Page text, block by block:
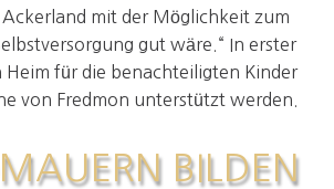
Ackerland mit der Möglichkeit zum
gut wäre.“ In erster
Heim für die benachteiligten Kinder
von Fredmon unterstützt werden.
BILDEN